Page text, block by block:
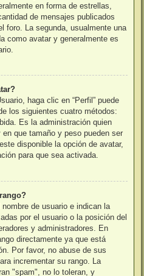
en forma de estrellas,
de mensajes publicados
foro. La segunda, usualmente una
como avatar y generalmente es
haga clic en “Perfil” puede
los siguientes cuatro métodos:
Es la administración quien
que tamaño y peso pueden ser
disponible la opción de avatar,
para que sea activada.
de usuario e indican la
por el usuario o la posición del
y administradores. En
directamente ya que está
Por favor, no abuse de sus
incrementar su rango. La
"spam", no lo toleran, y